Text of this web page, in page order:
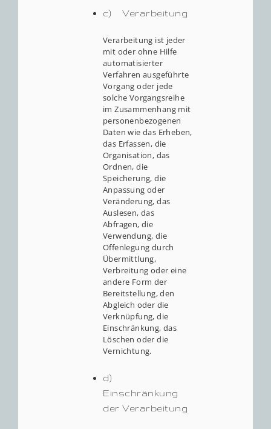
c) Verarbeitung
Verarbeitung ist jeder
mit oder ohne Hilfe
automatisierter
Verfahren ausgeführte
Vorgang oder jede
solche Vorgangsreihe
im Zusammenhang mit
personenbezogenen
Daten wie das Erheben,
das Erfassen, die
Organisation, das
Ordnen, die
Speicherung, die
Anpassung oder
Veränderung, das
Auslesen, das
Abfragen, die
Verwendung, die
Offenlegung durch
Übermittlung,
Verbreitung oder eine
andere Form der
Bereitstellung, den
Abgleich oder die
Verknüpfung, die
Einschränkung, das
Löschen oder die
Vernichtung.
d)
Einschränkung
der Verarbeitung